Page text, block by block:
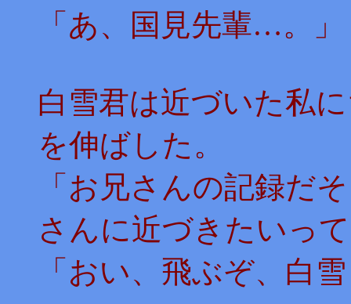
「あ、国見先輩…。」
白雪君は近づいた私
を伸ばした。
「お兄さんの記録だ
さんに近づきたいっ
「おい、飛ぶぞ、白